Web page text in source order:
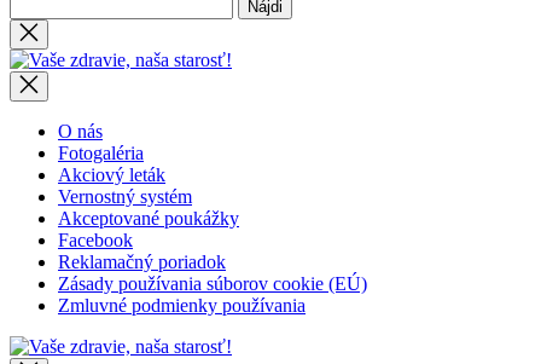
Close
search
O nás
Fotogaléria
Akciový leták
Vernostný systém
Akceptované poukážky
Facebook
Reklamačný poriadok
Zásady používania súborov cookie (EÚ)
Zmluvné podmienky používania